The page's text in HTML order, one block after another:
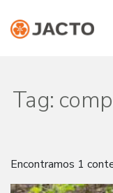
Tag:
Encontramos 1